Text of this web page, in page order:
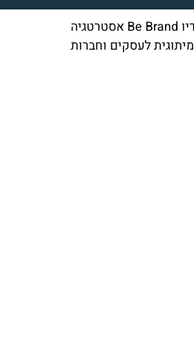
בנייה ועיצוב סטודיו Be Brand אסטרטגיה
מיתוגית לעסקים וחברות